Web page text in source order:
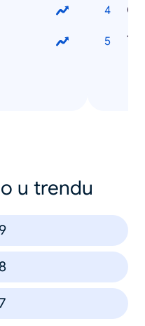
u trendu